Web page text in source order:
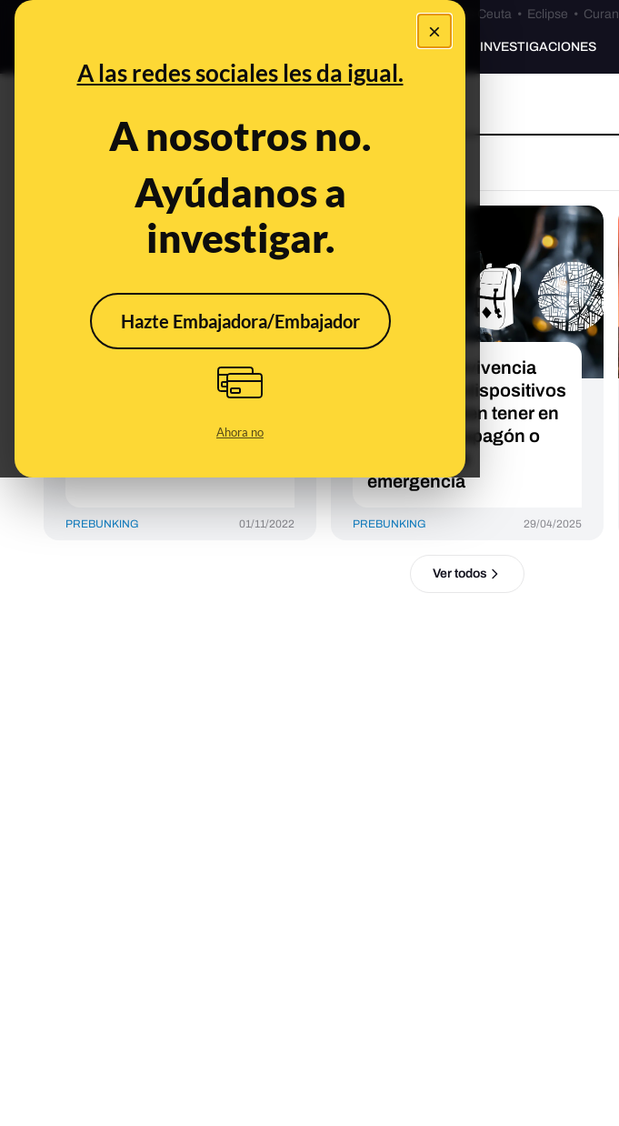
×
A las redes sociales les da igual.
A nosotros no.
Ayúdanos a
investigar.
Hazte Embajadora/Embajador
Ahora no
Especial Ceuta•Bulos Ceuta • Eclipse •
PREBUNKING INVESTIGACIONES
supervivencia
¿En qué se diferencian
los sustos del miedo?
PREBUNKING 01/11/2022
Kit de supervivencia
digital: qué dispositivos
nos viene bien tener en
caso de un apagón o
situación de
emergencia
PREBUNKING 29/04/2025
Ver todos